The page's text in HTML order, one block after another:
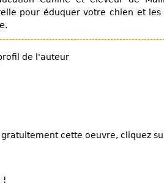
pour éduquer votre chien et les
de l'auteur
gratuitement cette oeuvre, cliquez
!